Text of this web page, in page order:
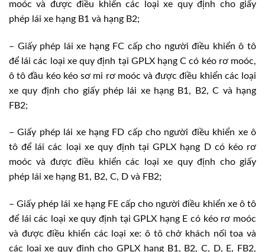
moóc và được điều khiển các loại xe quy định cho giấy
phép lái xe hạng B1 và hạng B2;
– Giấy phép lái xe hạng FC cấp cho người điều khiển ô tô
để lái các loại xe quy định tại GPLX hạng C có kéo rơ moóc,
ô tô đầu kéo kéo sơ mi rơ moóc và được điều khiển các loại
xe quy định cho giấy phép lái xe hạng B1, B2, C và hạng
FB2;
– Giấy phép lái xe hạng FD cấp cho người điều khiển xe ô
tô để lái các loại xe quy định tại GPLX hạng D có kéo rơ
moóc và được điều khiển các loại xe quy định cho giấy
phép lái xe hạng B1, B2, C, D và FB2;
– Giấy phép lái xe hạng FE cấp cho người điều khiển xe ô tô
để lái các loại xe quy định tại GPLX hạng E có kéo rơ moóc
và được điều khiển các loại xe: ô tô chở khách nối toa và
các loại xe quy định cho GPLX hạng B1, B2, C, D, E, FB2,